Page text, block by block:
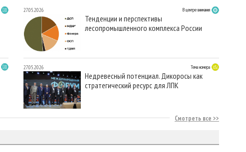
27.05.2026 В центре внимания
Тенденции и перспективы
лесопромышленного комплекса России
27.05.2026 Тема номера
Недревесный потенциал. Дикоросы как
стратегический ресурс для ЛПК
Смотреть все